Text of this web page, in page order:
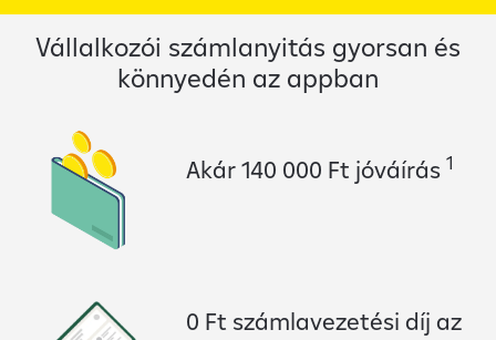
Vállalkozói számlanyitás gyorsan és
könnyedén az appban
Akár 140 000 Ft jóváírás 1
0 Ft számlavezetési díj az